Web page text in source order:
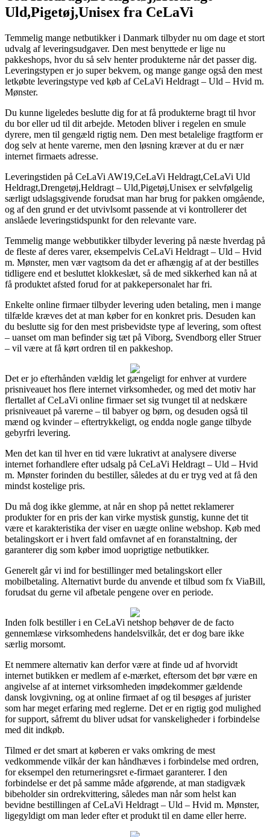
Uld,Pigetøj,Unisex fra CeLaVi
Temmelig mange netbutikker i Danmark tilbyder nu om dage et stort
udvalg af leveringsudgaver. Den mest benyttede er lige nu
pakkeshops, hvor du så selv henter produkterne når det passer dig.
Leveringstypen er jo super bekvem, og mange gange også den mest
letkøbte leveringstype ved køb af CeLaVi Heldragt – Uld – Hvid m.
Mønster.
Du kunne ligeledes beslutte dig for at få produkterne bragt til hvor
du bor eller ud til dit arbejde. Metoden bliver i regelen en smule
dyrere, men til gengæld rigtig nem. Den mest betalelige fragtform er
dog selv at hente varerne, men den løsning kræver at du er nær
internet firmaets adresse.
Leveringstiden på CeLaVi AW19,CeLaVi Heldragt,CeLaVi Uld
Heldragt,Drengetøj,Heldragt – Uld,Pigetøj,Unisex er selvfølgelig
særligt udslagsgivende forudsat man har brug for pakken omgående,
og af den grund er det utvivlsomt passende at vi kontrollerer det
anslåede leveringstidspunkt for den relevante vare.
Temmelig mange webbutikker tilbyder levering på næste hverdag på
de fleste af deres varer, eksempelvis CeLaVi Heldragt – Uld – Hvid
m. Mønster, men vær vagtsom da det er afhængig af at der bestilles
tidligere end et besluttet klokkeslæt, så de med sikkerhed kan nå at
få produktet afsted forud for at pakkepersonalet har fri.
Enkelte online firmaer tilbyder levering uden betaling, men i mange
tilfælde kræves det at man køber for en konkret pris. Desuden kan
du beslutte sig for den mest prisbevidste type af levering, som oftest
– uanset om man befinder sig tæt på Viborg, Svendborg eller Struer
– vil være at få kørt ordren til en pakkeshop.
Det er jo efterhånden vældig let gængeligt for enhver at vurdere
prisniveauet hos flere internet virksomheder, og med det motiv har
flertallet af CeLaVi online firmaer set sig tvunget til at nedskære
prisniveauet på varerne – til babyer og børn, og desuden også til
mænd og kvinder – eftertrykkeligt, og endda nogle gange tilbyde
gebyrfri levering.
Men det kan til hver en tid være lukrativt at analysere diverse
internet forhandlere efter udsalg på CeLaVi Heldragt – Uld – Hvid
m. Mønster forinden du bestiller, således at du er tryg ved at få den
mindst kostelige pris.
Du må dog ikke glemme, at når en shop på nettet reklamerer
produkter for en pris der kan virke mystisk gunstig, kunne det tit
være et karakteristika der viser en uægte online webshop. Køb med
betalingskort er i hvert fald omfavnet af en foranstaltning, der
garanterer dig som køber imod uoprigtige netbutikker.
Generelt går vi ind for bestillinger med betalingskort eller
mobilbetaling. Alternativt burde du anvende et tilbud som fx ViaBill,
forudsat du gerne vil afbetale pengene over en periode.
Inden folk bestiller i en CeLaVi netshop behøver de de facto
gennemlæse virksomhedens handelsvilkår, det er dog bare ikke
særlig morsomt.
Et nemmere alternativ kan derfor være at finde ud af hvorvidt
internet butikken er medlem af e-mærket, eftersom det bør være en
angivelse af at internet virksomheden imødekommer gældende
dansk lovgivning, og at online firmaet af og til besøges af jurister
som har meget erfaring med reglerne. Det er en rigtig god mulighed
for support, såfremt du bliver udsat for vanskeligheder i forbindelse
med dit indkøb.
Tilmed er det smart at køberen er vaks omkring de mest
vedkommende vilkår der kan håndhæves i forbindelse med ordren,
for eksempel den returneringsret e-firmaet garanterer. I den
forbindelse er det på samme måde afgørende, at man stadigvæk
bibeholder sin ordrekvittering, således man når som helst kan
bevidne bestillingen af CeLaVi Heldragt – Uld – Hvid m. Mønster,
ligegyldigt om man leder efter et produkt til en dame eller herre.